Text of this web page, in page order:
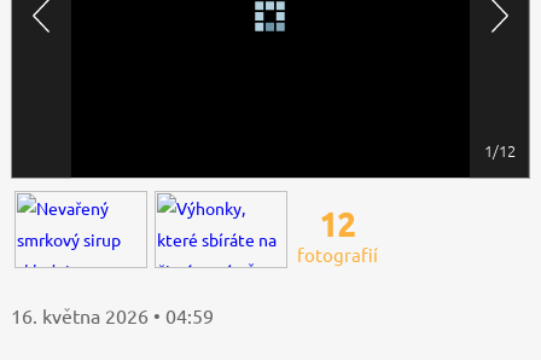
1/12
12
fotografií
16. května 2026 • 04:59